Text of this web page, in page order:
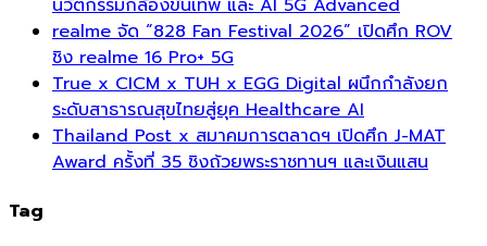
realme จัด “828 Fan Festival 2026” เปิดศึก ROV
ชิง realme 16 Pro+ 5G
True x CICM x TUH x EGG Digital ผนึกกำลังยก
ระดับสาธารณสุขไทยสู่ยุค Healthcare AI
Thailand Post x สมาคมการตลาดฯ เปิดศึก J-MAT
Award ครั้งที่ 35 ชิงถ้วยพระราชทานฯ และเงินแสน
Tag